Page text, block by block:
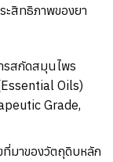
ะสิทธิภาพของยา
รสกัดสมุนไพร
Oils)
Grade,
มาของวัตถุดิบหลัก